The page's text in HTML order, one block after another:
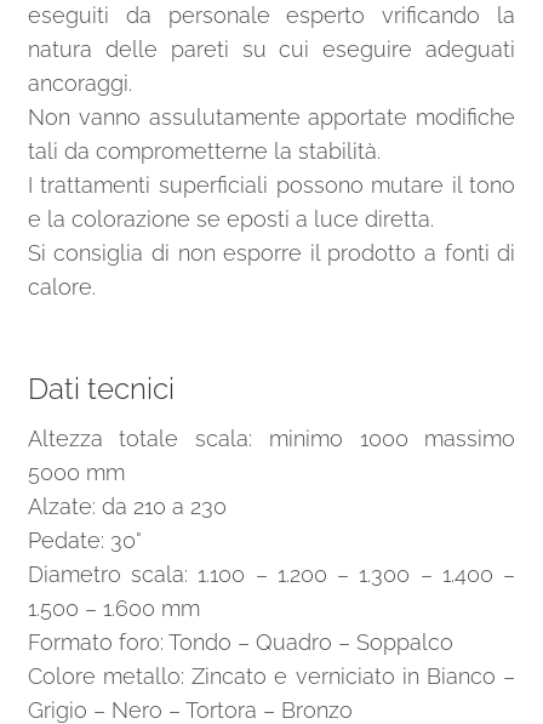
eseguiti da personale esperto vrificando la
natura delle pareti su cui eseguire adeguati
ancoraggi.
Non vanno assulutamente apportate modifiche
tali da comprometterne la stabilità.
I trattamenti superficiali possono mutare il tono
e la colorazione se eposti a luce diretta.
Si consiglia di non esporre il prodotto a fonti di
calore.
Dati tecnici
Altezza totale scala: minimo 1000 massimo
5000 mm
Alzate: da 210 a 230
Pedate: 30°
Diametro scala: 1.100 – 1.200 – 1.300 – 1.400 –
1.500 – 1.600 mm
Formato foro: Tondo – Quadro – Soppalco
Colore metallo: Zincato e verniciato in Bianco –
Grigio – Nero – Tortora – Bronzo